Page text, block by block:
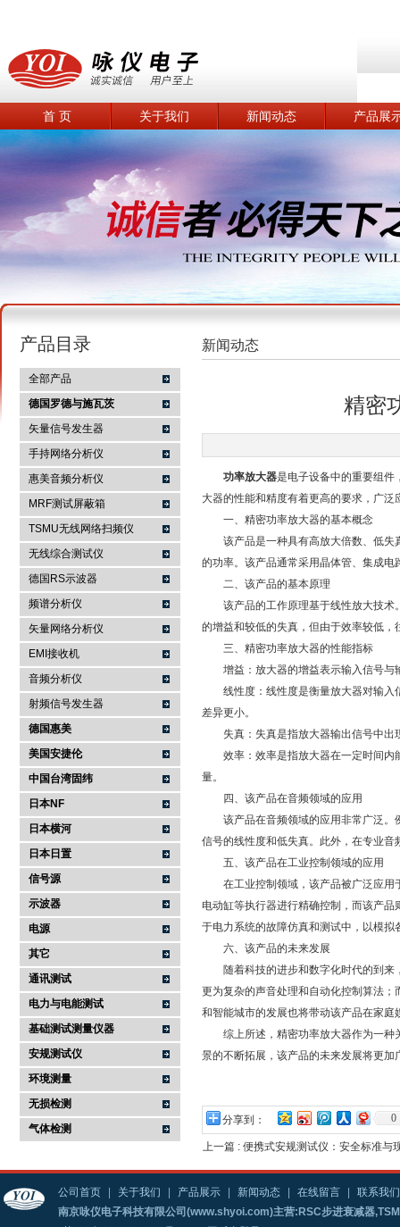
南京咏仪电子科技有限公司
首 页 关于我们 新闻动态 产品展
产品目录
全部产品
德国罗德与施瓦茨
矢量信号发生器
手持网络分析仪
惠美音频分析仪
MRF测试屏蔽箱
TSMU无线网络扫频仪
无线综合测试仪
德国RS示波器
频谱分析仪
矢量网络分析仪
EMI接收机
音频分析仪
射频信号发生器
德国惠美
美国安捷伦
中国台湾固纬
日本NF
日本横河
日本日置
信号源
示波器
电源
其它
通讯测试
电力与电能测试
基础测试测量仪器
安规测试仪
环境测量
无损检测
气体检测
新闻动态
精密
功率放大器是电子设备中的重要组件
大器的性能和精度有着更高的要求，广
一、精密功率放大器的基本概念
该产品是一种具有高放大倍数、低失
的功率。该产品通常采用晶体管、集成
二、该产品的基本原理
该产品的工作原理基于线性放大技术
的增益和较低的失真，但由于效率较低
三、精密功率放大器的性能指标
增益：放大器的增益表示输入信号与
线性度：线性度是衡量放大器对输入
差异更小。
失真：失真是指放大器输出信号中出
效率：效率是指放大器在一定时间内
量。
四、该产品在音频领域的应用
该产品在音频领域的应用非常广泛。
信号的线性度和低失真。此外，在专业
五、该产品在工业控制领域的应用
在工业控制领域，该产品被广泛应用
电动缸等执行器进行精确控制，而该产
于电力系统的故障仿真和测试中，以模
六、该产品的未来发展
随着科技的进步和数字化时代的到来
更为复杂的声音处理和自动化控制算法
和智能城市的发展也将带动该产品在家
综上所述，精密功率放大器作为一种
景的不断拓展，该产品的未来发展将更加
分享到： 0
上一篇 : 便携式安规测试仪：安全标准与
公司首页 关于我们 产品展示 新闻动态 在线留言
联系我们
南京咏仪电子科技有限公司(www.shyoi.com)主营:RSC步进衰减器